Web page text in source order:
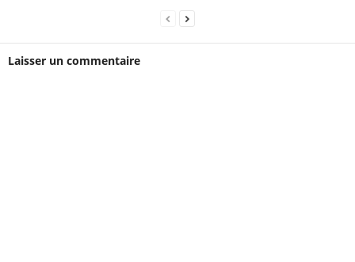
Laisser un commentaire